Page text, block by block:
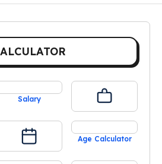
Salary
Age Calculator